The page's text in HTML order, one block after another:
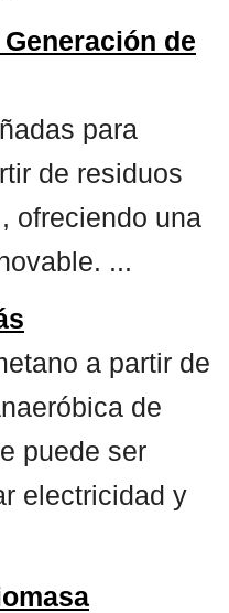
de
para
de residuos
ofreciendo una
...
a partir de
de
puede ser
electricidad y